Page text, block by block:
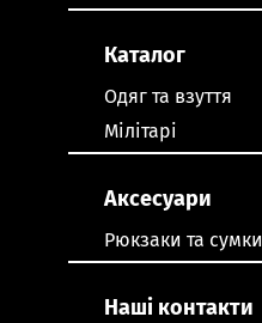
Каталог
Одяг та взуття
Мілітарі
Аксесуари
Рюкзаки та сумки
Наші контакти